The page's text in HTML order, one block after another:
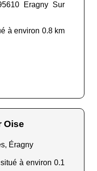
Eragny Sur
à environ 0.8 km
Oise
Éragny
à environ 0.1